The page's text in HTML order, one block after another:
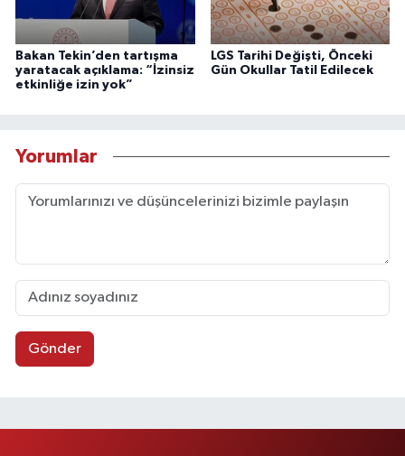
Bakan Tekin’den tartışma
yaratacak açıklama: “İzinsiz
etkinliğe izin yok”
LGS Tarihi Değişti, Önceki
Gün Okullar Tatil Edilecek
Yorumlar
Gönder